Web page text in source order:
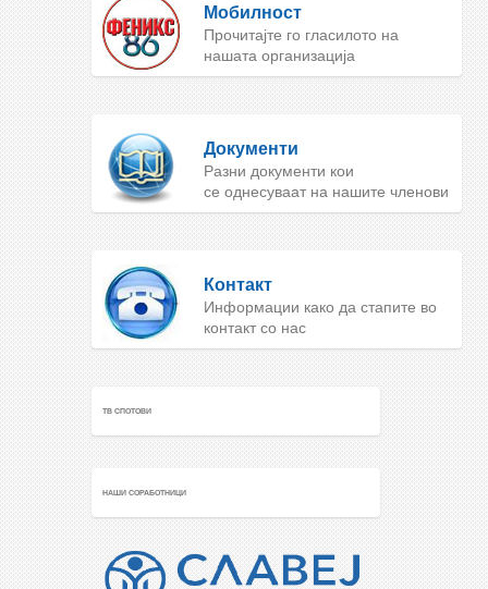
Мобилност
Прочитајте го гласилото на
нашата организација
Документи
Разни документи кои
се однесуваат на нашите членови
Контакт
Информации како да стапите во
контакт со нас
ТВ СПОТОВИ
НАШИ СОРАБОТНИЦИ